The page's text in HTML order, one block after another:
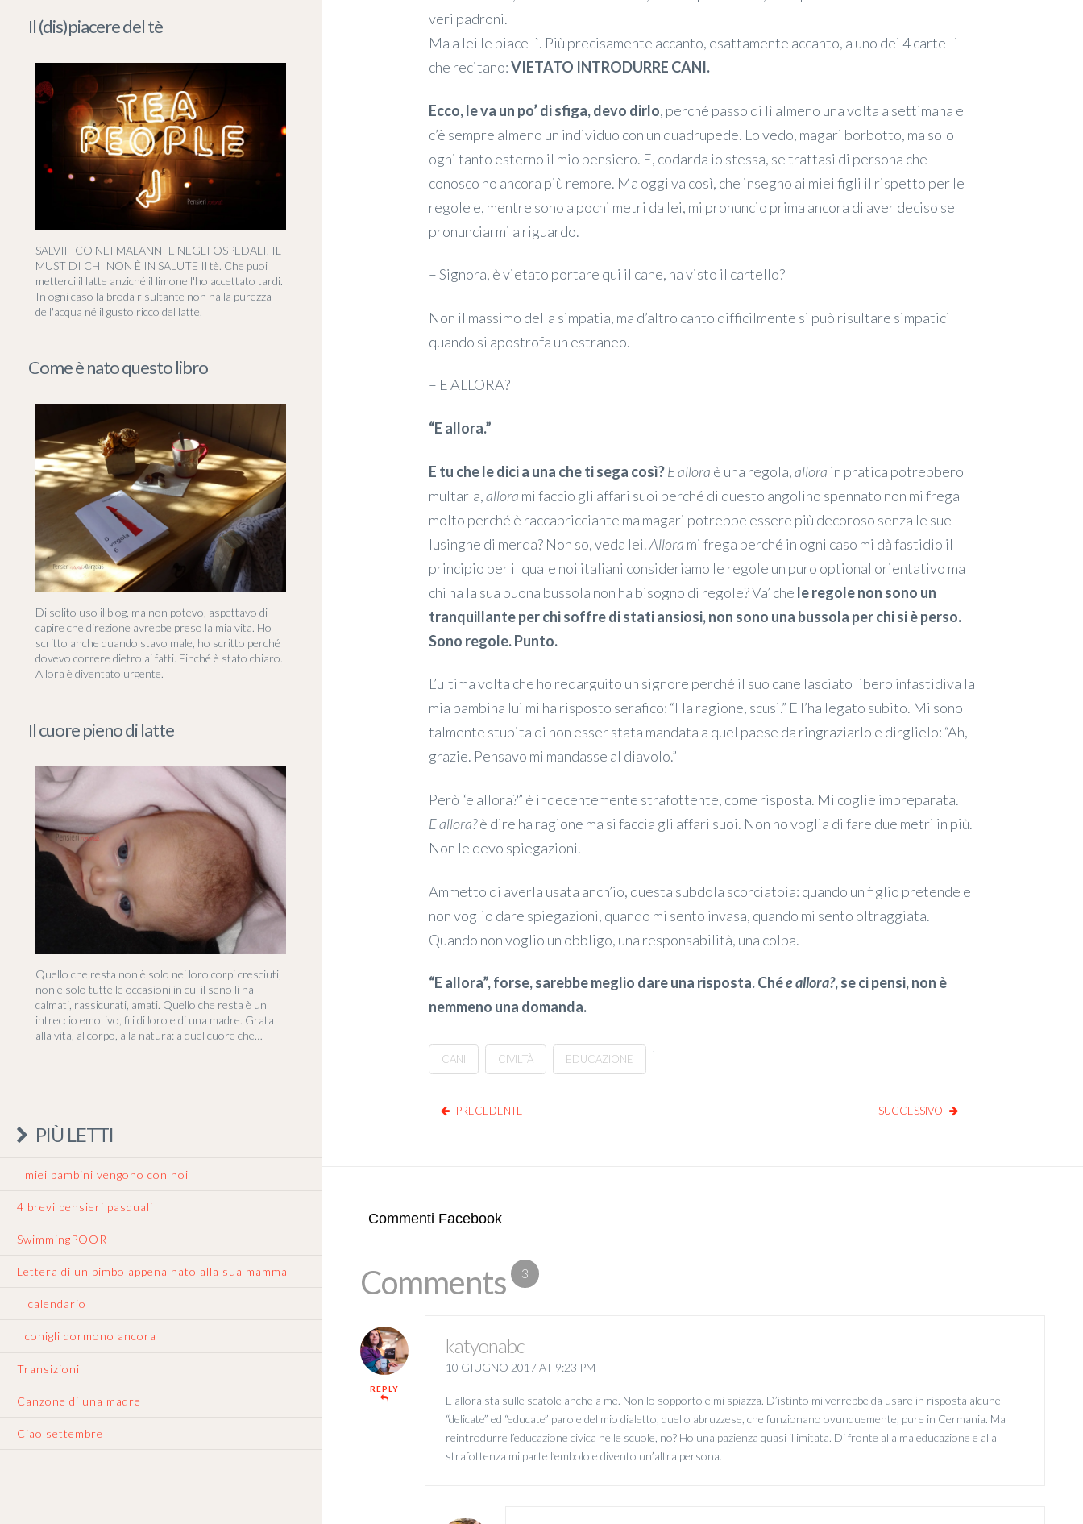
veri padroni.
Ma a lei le piace lì. Più precisamente accanto, esattamente accanto, a uno dei 4 cartelli
che recitano:VIETATO INTRODURRE CANI.
Ecco, le va un po’ di sfiga, devo dirlo, perché passo di lì almeno una volta a settimana e
c’è sempre almeno un individuo con un quadrupede. Lo vedo, magari borbotto, ma solo
ogni tanto esterno il mio pensiero. E, codarda io stessa, se trattasi di persona che
conosco ho ancora più remore. Ma oggi va così, che insegno ai miei figli il rispetto per le
regole e, mentre sono a pochi metri da lei, mi pronuncio prima ancora di aver deciso se
pronunciarmi a riguardo.
– Signora, è vietato portare qui il cane, ha visto il cartello?
Non il massimo della simpatia, ma d’altro canto difficilmente si può risultare simpatici
quando si apostrofa un estraneo.
– E ALLORA?
“E allora.”
E tu che le dici a una che ti sega così?E allora è una regola,allora in pratica potrebbero
multarla,allora mi faccio gli affari suoi perché di questo angolino spennato non mi frega
molto perché è raccapricciante ma magari potrebbe essere più decoroso senza le sue
lusinghe di merda? Non so, veda lei.Allora mi frega perché in ogni caso mi dà fastidio il
principio per il quale noi italiani consideriamo le regole un puro optional orientativo ma
chi ha la sua buona bussola non ha bisogno di regole? Va’ che le regole non sono un
tranquillante per chi soffre di stati ansiosi, non sono una bussola per chi si è perso.
Sono regole. Punto.
L’ultima volta che ho redarguito un signore perché il suo cane lasciato libero infastidiva la
mia bambina lui mi ha risposto serafico: “Ha ragione, scusi.” E l’ha legato subito. Mi sono
talmente stupita di non esser stata mandata a quel paese da ringraziarlo e dirglielo: “Ah,
grazie. Pensavo mi mandasse al diavolo.”
Però “e allora?” è indecentemente strafottente, come risposta. Mi coglie impreparata.
E allora?è dire ha ragione ma si faccia gli affari suoi. Non ho voglia di fare due metri in più.
Non le devo spiegazioni.
Ammetto di averla usata anch’io, questa subdola scorciatoia: quando un figlio pretende e
non voglio dare spiegazioni, quando mi sento invasa, quando mi sento oltraggiata.
Quando non voglio un obbligo, una responsabilità, una colpa.
“E allora”, forse, sarebbe meglio dare una risposta. Chée allora?, se ci pensi, non è
nemmeno una domanda.
CANI CIVILTÀ EDUCAZIONE
PRECEDENTE SUCCESSIVO
Commenti Facebook
Comments 3
REPLY
katyonabc
10 GIUGNO 2017 AT 9:23 PM
E allora sta sulle scatole anche a me. Non lo sopporto e mi spiazza. D’istinto mi verrebbe da usare in risposta alcune
“delicate” ed “educate” parole del mio dialetto, quello abruzzese, che funzionano ovunquemente, pure in Cermania. Ma
reintrodurre l’educazione civica nelle scuole, no? Ho una pazienza quasi illimitata. Di fronte alla maleducazione e alla
strafottenza mi parte l’embolo e divento un’altra persona.
Il (dis)piacere del tè
SALVIFICO NEI MALANNI E NEGLI OSPEDALI. IL
MUST DI CHI NON È IN SALUTE Il tè. Che puoi
metterci il latte anziché il limone l'ho accettato tardi.
In ogni caso la broda risultante non ha la purezza
dell'acqua né il gusto ricco del latte.
Come è nato questo libro
Di solito uso il blog, ma non potevo, aspettavo di
capire che direzione avrebbe preso la mia vita. Ho
scritto anche quando stavo male, ho scritto perché
dovevo correre dietro ai fatti. Finché è stato chiaro.
Allora è diventato urgente.
Il cuore pieno di latte
Quello che resta non è solo nei loro corpi cresciuti,
non è solo tutte le occasioni in cui il seno li ha
calmati, rassicurati, amati. Quello che resta è un
intreccio emotivo, fili di loro e di una madre. Grata
alla vita, al corpo, alla natura: a quel cuore che…
PIÙ LETTI
I miei bambini vengono con noi
4 brevi pensieri pasquali
SwimmingPOOR
Lettera di un bimbo appena nato alla sua mamma
Il calendario
I conigli dormono ancora
Transizioni
Canzone di una madre
Ciao settembre